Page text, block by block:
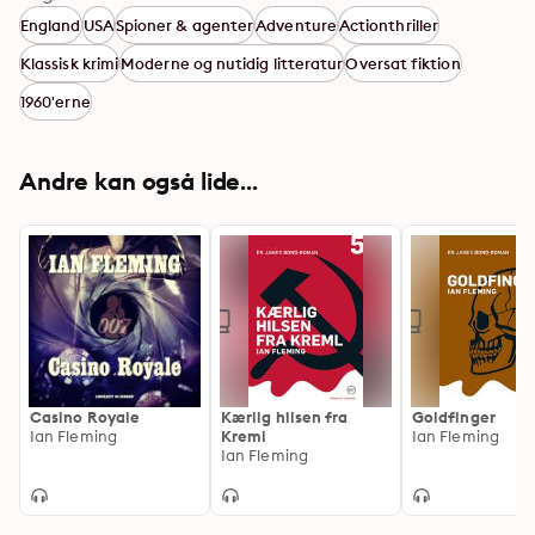
snu og hårdføre agent, hvoraf hver og en fik enorm
succes både som bøger og efterfølgende som film.
England USASpioner & agenterAdventureActionthriller
Klassisk krimiModerne og nutidig litteraturOversat fiktion
1960'erne
Andre kan også lide...
Casino Royale
Ian Fleming
Kærlig hilsen fra
Kreml
Ian Fleming
Goldfinger
Ian Fleming